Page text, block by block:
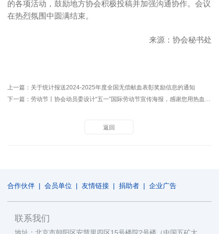
的各项活动，鼓励地方协会积极投稿并加强沟通协作。会议
在热烈氛围中圆满结束。
来源：协会秘书处
上一篇： 关于统计报送2024-2025年度全国无偿献血表彰奖励信息的通知
下一篇： 劳动节丨协会动员委设计“五一”国际劳动节宣传海报，感谢您用热血托举希望！
返回
合作伙伴 | 会员单位 | 友情链接 | 捐助者 | 企业广告
联系我们